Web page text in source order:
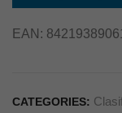
EAN:
CATEGORIES: